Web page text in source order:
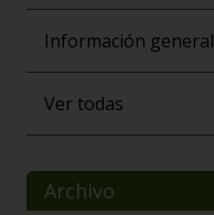
Información general
Ver todas
Archivo